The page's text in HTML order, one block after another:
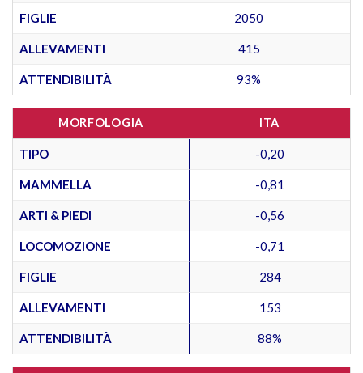
FIGLIE 2050
ALLEVAMENTI 415
ATTENDIBILITÀ 93%
MORFOLOGIA ITA
TIPO -0,20
MAMMELLA -0,81
ARTI & PIEDI -0,56
LOCOMOZIONE -0,71
FIGLIE 284
ALLEVAMENTI 153
ATTENDIBILITÀ 88%